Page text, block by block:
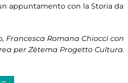
appuntamento con la Storia da
Francesca Romana Chiocci con
per Zètema Progetto Cultura.